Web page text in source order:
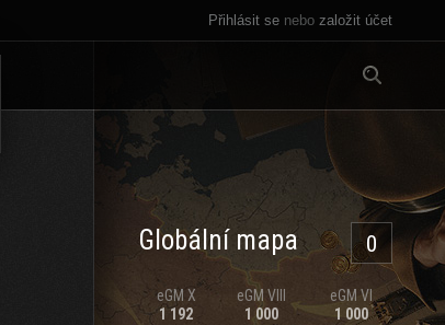
Přihlásit se nebo založit účet
0
Globální mapa
eGM X
1 192
eGM VIII
1 000
eGM VI
1 000